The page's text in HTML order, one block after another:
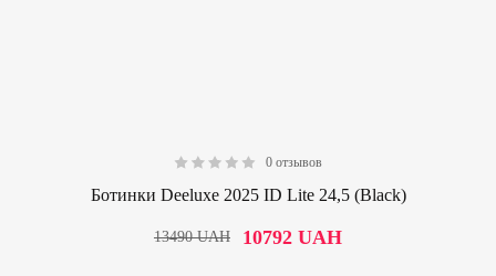
0 отзывов
Ботинки Deeluxe 2025 ID Lite 24,5 (Black)
10792UAH
13490UAH